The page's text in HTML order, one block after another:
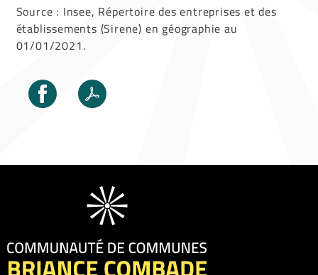
Source : Insee, Répertoire des entreprises et des
établissements (Sirene) en géographie au
01/01/2021.